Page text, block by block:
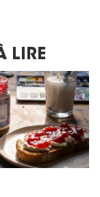
LIRE
perles rouges